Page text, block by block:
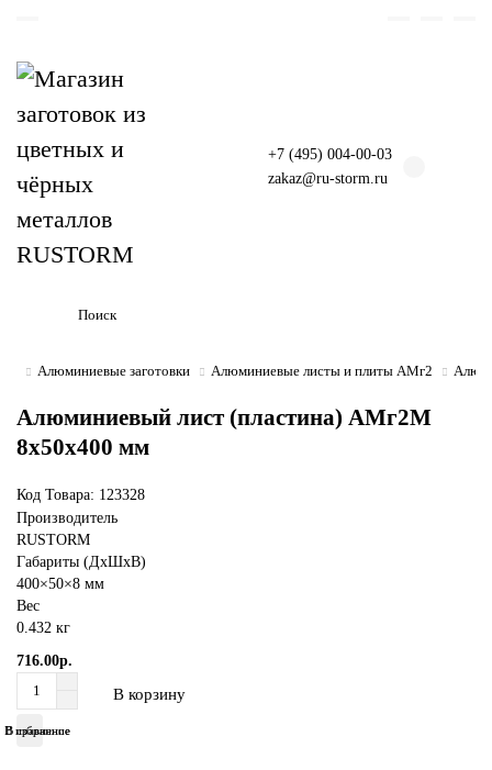
+7 (495) 004-00-03
zakaz@ru-storm.ru
Алюминиевые заготовки Алюминиевые листы и плиты АМг2
Алюминиевый лист (пластина) АМг2М
8х50х400 мм
Код Товара: 123328
Производитель
RUSTORM
Габариты (ДхШхВ)
400×50×8 мм
Вес
0.432 кг
716.00р.
В корзину
В избранное
В сравнение